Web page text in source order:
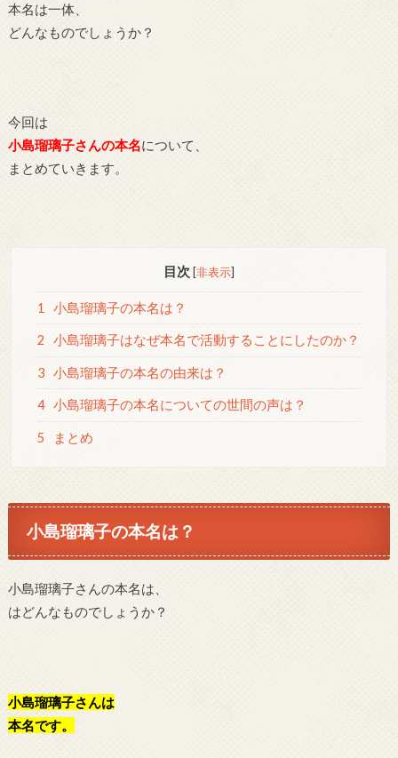
本名は一体、
どんなものでしょうか？
今回は
小島瑠璃子さんの本名について、
まとめていきます。
目次 [非表示]
1 小島瑠璃子の本名は？
2 小島瑠璃子はなぜ本名で活動することにしたのか？
3 小島瑠璃子の本名の由来は？
4 小島瑠璃子の本名についての世間の声は？
5 まとめ
小島瑠璃子の本名は？
小島瑠璃子さんの本名は、
はどんなものでしょうか？
小島瑠璃子さんは
本名です。